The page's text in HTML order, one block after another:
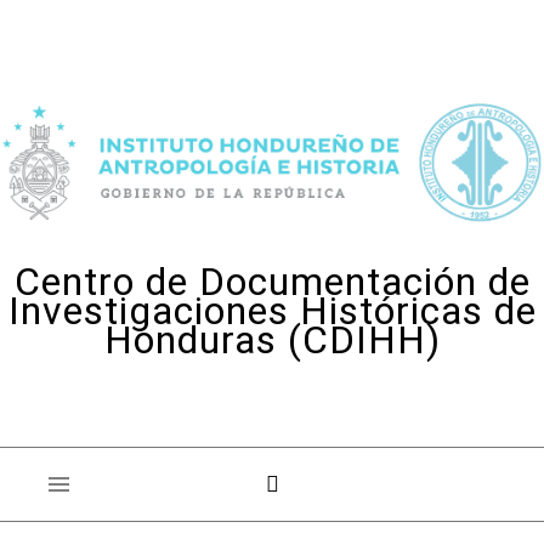
Centro de Documentación de
Investigaciones Históricas de
Honduras (CDIHH)